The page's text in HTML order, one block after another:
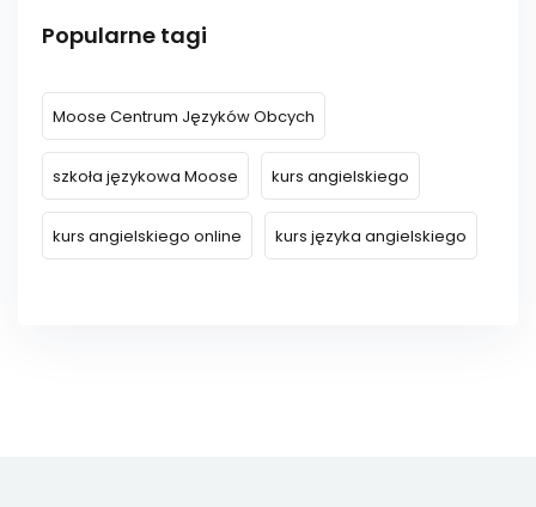
Popularne tagi
Moose Centrum Języków Obcych
szkoła językowa Moose kurs angielskiego
kurs angielskiego online kurs języka angielskiego